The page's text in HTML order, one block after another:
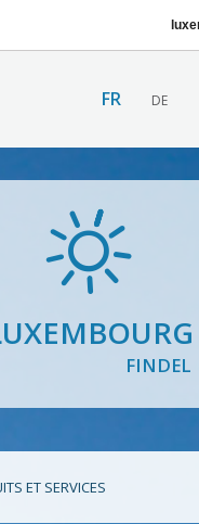
FR DE
FINDEL
ET SERVICES